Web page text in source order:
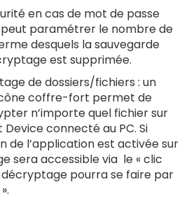
en cas de mot de passe
peut paramétrer le nombre de
desquels la sauvegarde
est supprimée.
de dossiers/fichiers : un
coffre-fort permet de
n’importe quel fichier sur
connecté au PC. Si
de l’application est activée sur
sera accessible via le « clic
décryptage pourra se faire par